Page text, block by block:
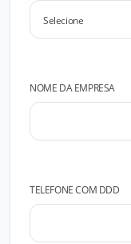
NOME DA EMPRESA
TELEFONE COM DDD